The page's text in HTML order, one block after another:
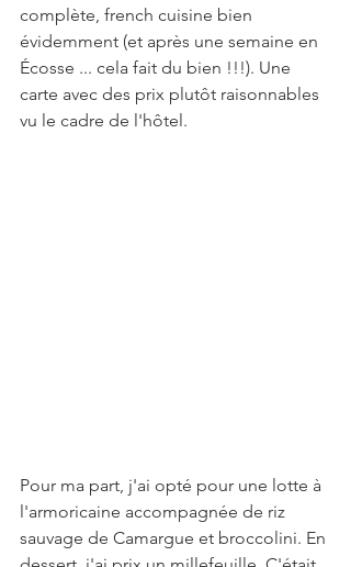
complète, french cuisine bien
évidemment (et après une semaine en
Écosse ... cela fait du bien !!!). Une
carte avec des prix plutôt raisonnables
vu le cadre de l'hôtel.
Pour ma part, j'ai opté pour une lotte à
l'armoricaine accompagnée de riz
sauvage de Camargue et broccolini. En